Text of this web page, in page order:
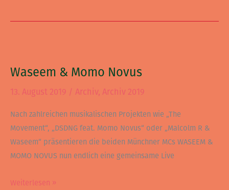
Waseem & Momo Novus
13. August 2019 / Archiv, Archiv 2019
Nach zahlreichen musikalischen Projekten wie „The
Movement“, „DSDNG feat. Momo Novus“ oder „Malcolm R &
Waseem“ präsentieren die beiden Münchner MCs WASEEM &
MOMO NOVUS nun endlich eine gemeinsame Live
Momo
Weiterlesen »